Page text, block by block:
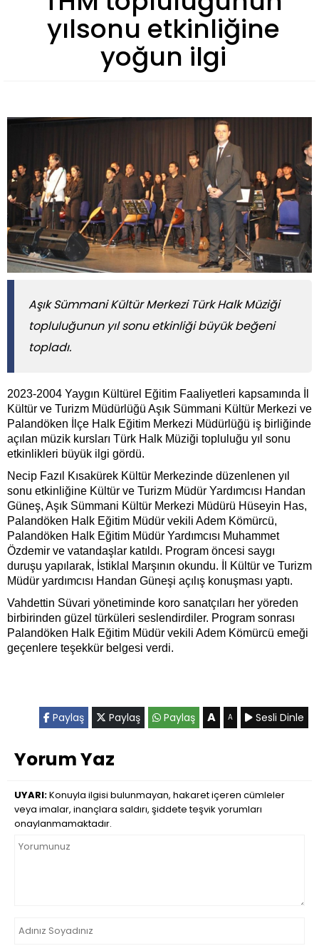
yılsonu etkinliğine
yoğun ilgi
Aşık Sümmani Kültür Merkezi Türk Halk Müziği
topluluğunun yıl sonu etkinliği büyük beğeni
topladı.
2023-2004 Yaygın Kültürel Eğitim Faaliyetleri kapsamında İl
Kültür ve Turizm Müdürlüğü Aşık Sümmani Kültür Merkezi ve
Palandöken İlçe Halk Eğitim Merkezi Müdürlüğü iş birliğinde
açılan müzik kursları Türk Halk Müziği topluluğu yıl sonu
etkinlikleri büyük ilgi gördü.
Necip Fazıl Kısakürek Kültür Merkezinde düzenlenen yıl
sonu etkinliğine Kültür ve Turizm Müdür Yardımcısı Handan
Güneş, Aşık Sümmani Kültür Merkezi Müdürü Hüseyin Has,
Palandöken Halk Eğitim Müdür vekili Adem Kömürcü,
Palandöken Halk Eğitim Müdür Yardımcısı Muhammet
Özdemir ve vatandaşlar katıldı. Program öncesi saygı
duruşu yapılarak, İstiklal Marşının okundu. İl Kültür ve Turizm
Müdür yardımcısı Handan Güneşi açılış konuşması yaptı.
Vahdettin Süvari yönetiminde koro sanatçıları her yöreden
birbirinden güzel türküleri seslendirdiler. Program sonrası
Palandöken Halk Eğitim Müdür vekili Adem Kömürcü emeği
geçenlere teşekkür belgesi verdi.
Paylaş Paylaş Paylaş A A Sesli Dinle
Yorum Yaz
UYARI:Konuyla ilgisi bulunmayan, hakaret içeren cümleler
veya imalar, inançlara saldırı, şiddete teşvik yorumları
onaylanmamaktadır.